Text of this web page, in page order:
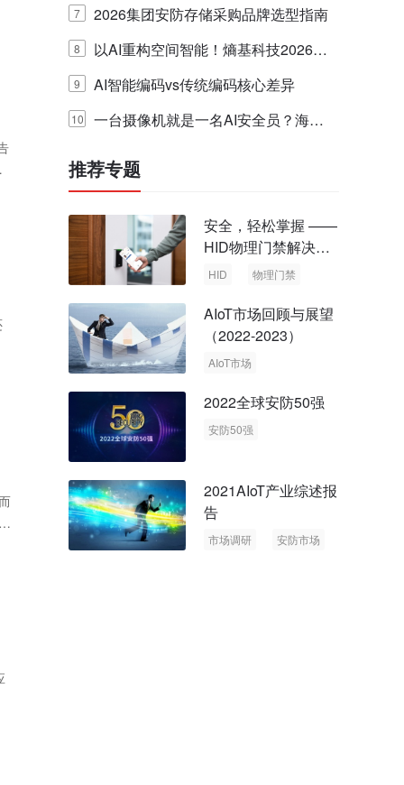
7 2026集团安防存储采购品牌选型指南
8
以AI重构空间智能！熵基科技2026夏
季新品发布会圆满落幕
9 AI智能编码vs传统编码核心差异
10
一台摄像机就是一名AI安全员？海康
威视在WAIC 2026发布主动视觉作业
监管枪球
推荐专题
安全，轻松掌握 ——
HID物理门禁解决方
案，启动智慧安全新
HID 物理门禁
AIoT市场回顾与展望
（2022-2023）
AIoT市场
2022全球安防50强
安防50强
2021AIoT产业综述报
告
市场调研
安防市场